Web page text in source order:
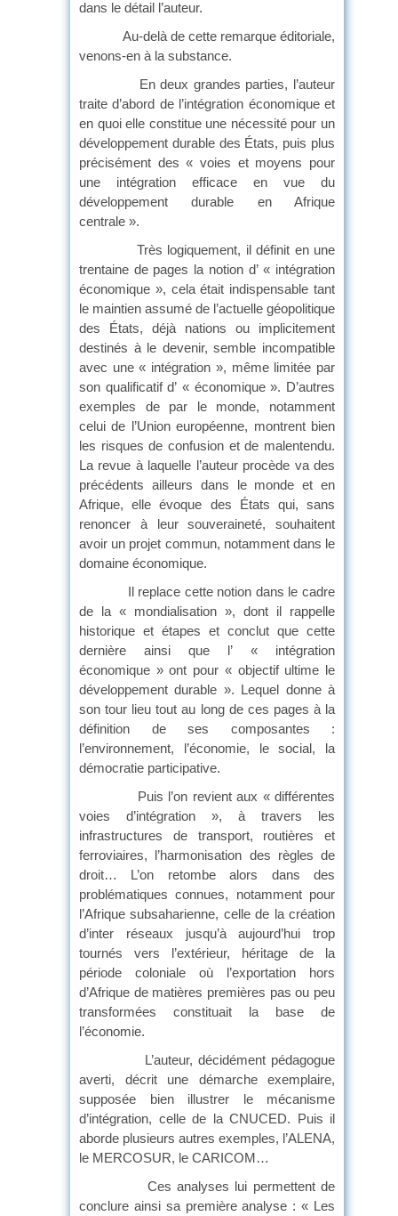
dans le détail l’auteur.
Au-delà de cette remarque éditoriale,
venons-en à la substance.
En deux grandes parties, l’auteur
traite d’abord de l’intégration économique et
en quoi elle constitue une nécessité pour un
développement durable des États, puis plus
précisément des « voies et moyens pour
une intégration efficace en vue du
développement durable en Afrique
centrale ».
Très logiquement, il définit en une
trentaine de pages la notion d’ « intégration
économique », cela était indispensable tant
le maintien assumé de l’actuelle géopolitique
des États, déjà nations ou implicitement
destinés à le devenir, semble incompatible
avec une « intégration », même limitée par
son qualificatif d’ « économique ». D’autres
exemples de par le monde, notamment
celui de l’Union européenne, montrent bien
les risques de confusion et de malentendu.
La revue à laquelle l’auteur procède va des
précédents ailleurs dans le monde et en
Afrique, elle évoque des États qui, sans
renoncer à leur souveraineté, souhaitent
avoir un projet commun, notamment dans le
domaine économique.
Il replace cette notion dans le cadre
de la « mondialisation », dont il rappelle
historique et étapes et conclut que cette
dernière ainsi que l’ « intégration
économique » ont pour « objectif ultime le
développement durable ». Lequel donne à
son tour lieu tout au long de ces pages à la
définition de ses composantes :
l’environnement, l’économie, le social, la
démocratie participative.
Puis l’on revient aux « différentes
voies d’intégration », à travers les
infrastructures de transport, routières et
ferroviaires, l’harmonisation des règles de
droit… L’on retombe alors dans des
problématiques connues, notamment pour
l’Afrique subsaharienne, celle de la création
d’inter réseaux jusqu’à aujourd’hui trop
tournés vers l’extérieur, héritage de la
période coloniale où l’exportation hors
d’Afrique de matières premières pas ou peu
transformées constituait la base de
l’économie.
L’auteur, décidément pédagogue
averti, décrit une démarche exemplaire,
supposée bien illustrer le mécanisme
d’intégration, celle de la CNUCED. Puis il
aborde plusieurs autres exemples, l’ALENA,
le MERCOSUR, le CARICOM…
Ces analyses lui permettent de
conclure ainsi sa première analyse : « Les